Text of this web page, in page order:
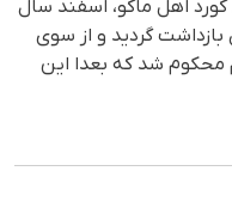
اهل ماکو، اسفند سال
بازداشت گردید و از سوی
محکوم شد که بعدا این